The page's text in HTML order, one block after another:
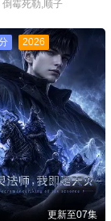
倒霉死勒,顺子
2026
更新至07集